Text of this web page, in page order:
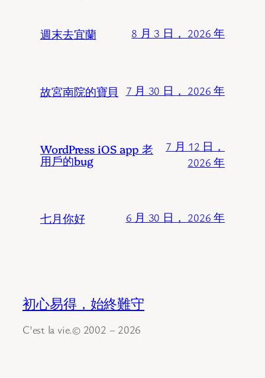
週末去宜蘭 8 月 3 日， 2026 年
故宮南院的寶貝 7 月 30 日， 2026 年
WordPress iOS app 老
用戶的bug
7 月 12 日，
2026 年
七月你好 6 月 30 日， 2026 年
初心易得，始終難守
C'est la vie.© 2002 – 2026